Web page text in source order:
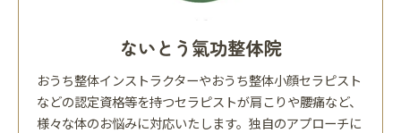
ないとう氣功整体院
おうち整体インストラクターやおうち整体小顔セラピスト
などの認定資格等を持つセラピストが肩こりや腰痛など、
様々な体のお悩みに対応いたします。独自のアプローチに